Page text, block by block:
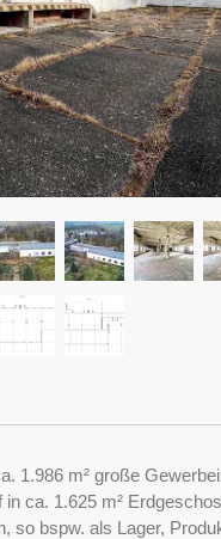
1.986 m² große
ca. 1.625 m²
so bspw. als Lager,